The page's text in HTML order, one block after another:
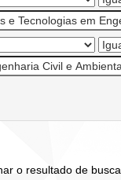
o resultado de busca.